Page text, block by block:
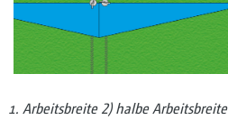
Arbeitsbreite 2) halbe Arbeitsbreite